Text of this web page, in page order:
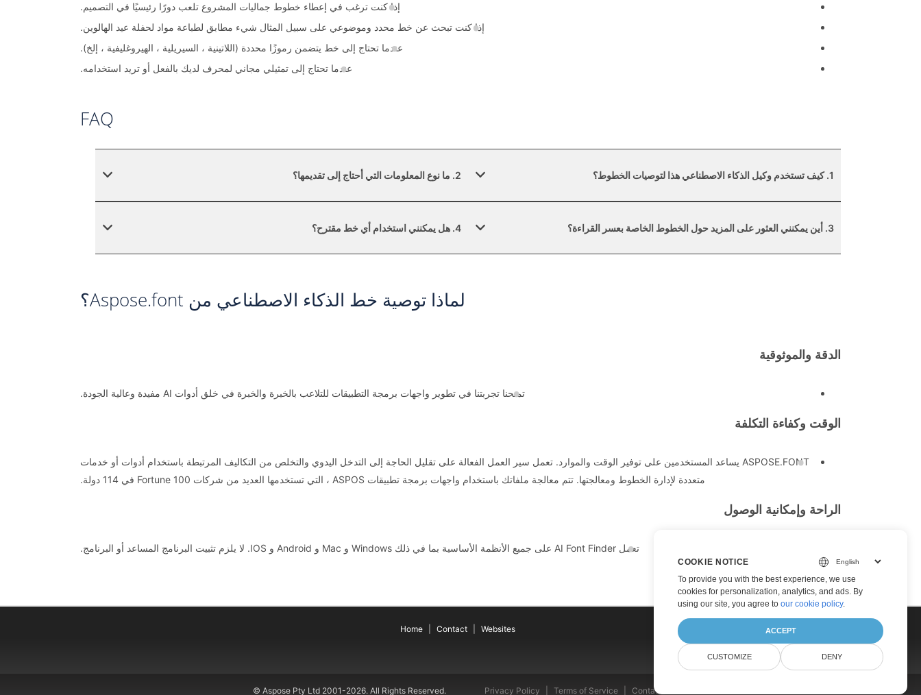
إذا كنت ترغب في إعطاء خطوط جماليات المشروع تلعب دورًا رئيسيًا في التصميم.
إذا كنت تبحث عن خط محدد وموضوعي على سبيل المثال شيء مطابق لطباعة مواد لحفلة عيد الهالوين.
عندما تحتاج إلى خط يتضمن رموزًا محددة (اللاتينية ، السيريلية ، الهيروغليفية ، إلخ).
عندما تحتاج إلى تمثيلي مجاني لمحرف لديك بالفعل أو تريد استخدامه.
FAQ
1. كيف تستخدم وكيل الذكاء الاصطناعي هذا لتوصيات الخطوط؟ 2. ما نوع المعلومات التي أحتاج إلى تقديمها؟
3. أين يمكنني العثور على المزيد حول الخطوط الخاصة بعسر القراءة؟ 4. هل يمكنني استخدام أي خط مقترح؟
لماذا توصية خط الذكاء الاصطناعي من Aspose.font؟
الدقة والموثوقية
تمنحنا تجربتنا في تطوير واجهات برمجة التطبيقات للتلاعب بالخبرة والخبرة في خلق أدوات AI مفيدة وعالية الجودة.
الوقت وكفاءة التكلفة
ASPOSE.FONT يساعد المستخدمين على توفير الوقت والموارد. تعمل سير العمل الفعالة على تقليل الحاجة إلى التدخل اليدوي والتخلص من التكاليف المرتبطة باستخدام أدوات أو خدمات
متعددة لإدارة الخطوط ومعالجتها. تتم معالجة ملفاتك باستخدام واجهات برمجة تطبيقات ASPOS ، التي تستخدمها العديد من شركات Fortune 100 في 114 دولة.
الراحة وإمكانية الوصول
تعمل AI Font Finder على جميع الأنظمة الأساسية بما في ذلك Windows و Mac و Android و IOS. لا يلزم تثبيت البرنامج المساعد أو البرنامج.
Home Contact Websites
© Aspose Pty Ltd 2001-2026. All Rights Reserved. Privacy Policy Terms of Service Contact
COOKIE NOTICE
To provide you with the best experience, we use
cookies for personalization, analytics, and ads. By
using our site, you agree to our cookie policy.
ACCEPT
CUSTOMIZE DENY